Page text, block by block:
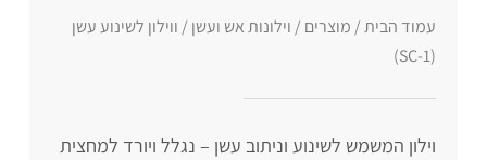
עמוד הבית/מוצרים /וילונות אש ועשן / ווילון לשינוע עשן
(SC-1)
וילון המשמש לשינוע וניתוב עשן – נגלל ויורד למחצית